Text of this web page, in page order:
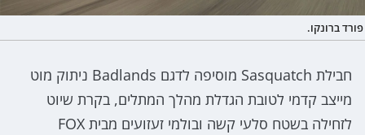
פורד ברונקו.
חבילת Sasquatch מוסיפה לדגם Badlands ניתוק מוט
מייצב קדמי לטובת הגדלת מהלך המתלים, בקרת שיוט
לזחילה בשטח סלעי קשה ובולמי זעזועים מבית FOX